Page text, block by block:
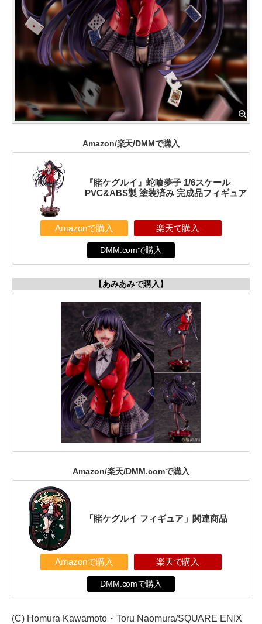
Amazon/楽天/DMMで購入
『賭ケグルイ』蛇喰夢子 1/6スケール
PVC&ABS製 塗装済み 完成品フィギュア
Amazonで購入 楽天で購入
DMM.comで購入
【あみあみで購入】
Amazon/楽天/DMM.comで購入
「賭ケグルイ フィギュア」関連商品
Amazonで購入 楽天で購入
DMM.comで購入
(C) Homura Kawamoto・Toru Naomura/SQUARE ENIX